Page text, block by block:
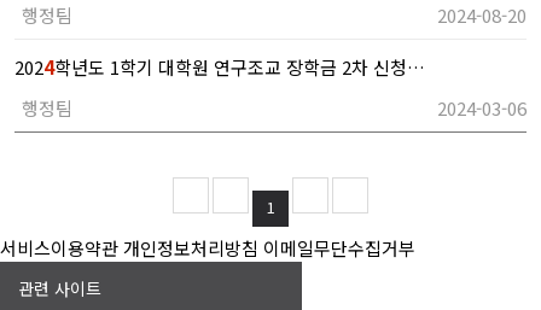
행정팀
2024-08-20
2024학년도 1학기 대학원 연구조교 장학금 2차 신청…
행정팀
2024-03-06
1
서비스이용약관개인정보처리방침 이메일무단수집거부
관련 사이트